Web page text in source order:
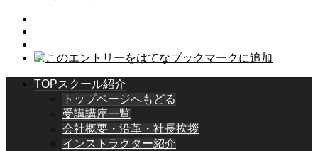
TOPスクール紹介
トップページへもどる
受講講座一覧
会社概要・沿革・社長挨拶
インストラクター紹介